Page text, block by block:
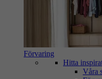
Förvaring
Hitta
Våra